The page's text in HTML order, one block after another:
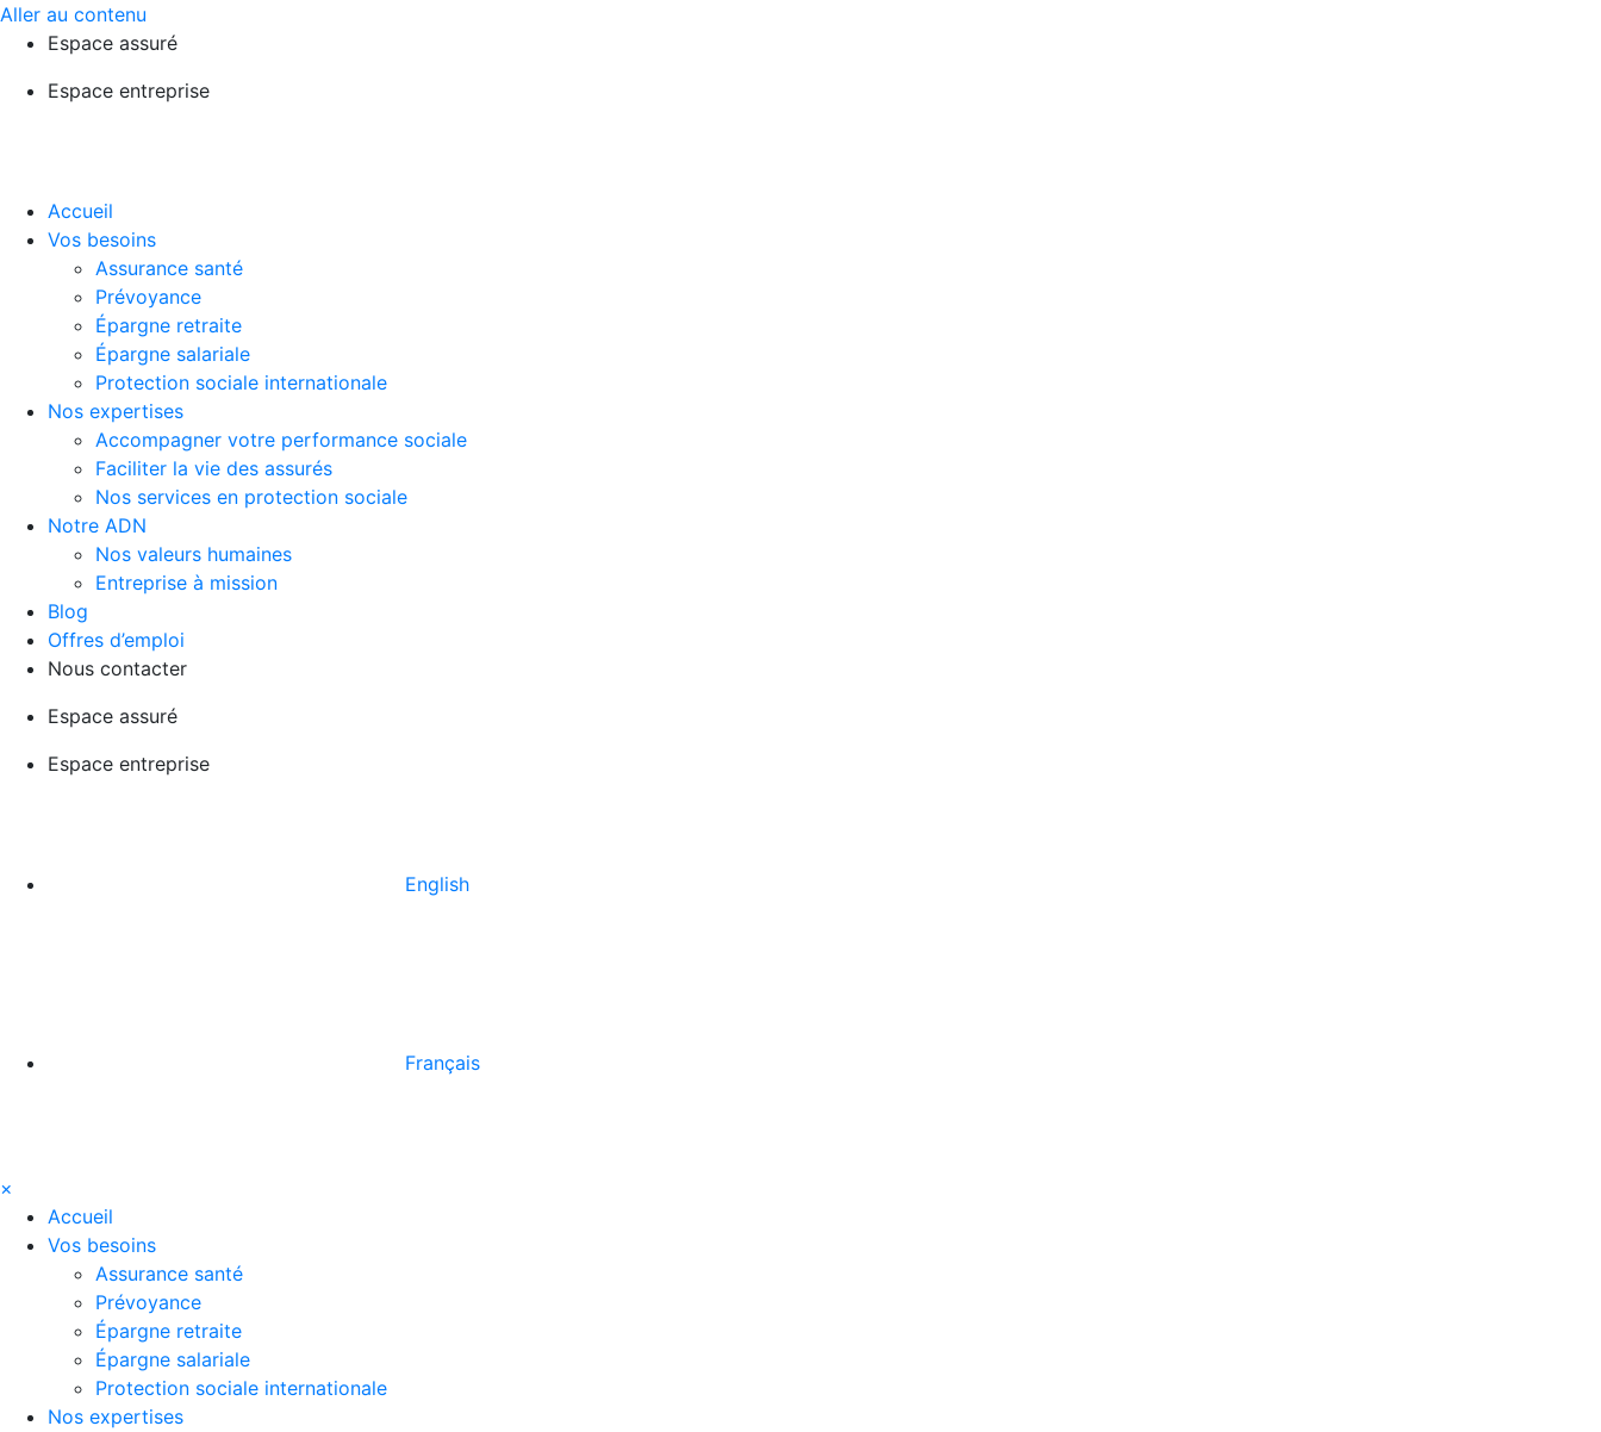
Aller au contenu
Espace assuré
Espace entreprise
Accueil
Vos besoins
Assurance santé
Prévoyance
Épargne retraite
Épargne salariale
Protection sociale internationale
Nos expertises
Accompagner votre performance sociale
Faciliter la vie des assurés
Nos services en protection sociale
Notre ADN
Nos valeurs humaines
Entreprise à mission
Blog
Offres d’emploi
Nous contacter
Espace assuré
Espace entreprise
English
Français
×
Accueil
Vos besoins
Assurance santé
Prévoyance
Épargne retraite
Épargne salariale
Protection sociale internationale
Nos expertises